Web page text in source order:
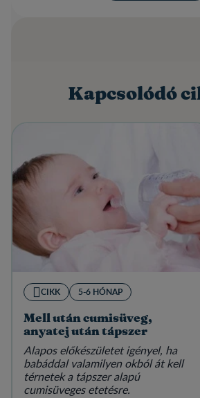
Kapcsolódó
CIKK 5-6 HÓNAP
Mell után cumisüveg,
anyatej után tápszer
Alapos előkészületet igényel, ha
babáddal valamilyen okból át kell
térnetek a tápszer alapú
cumisüveges etetésre.